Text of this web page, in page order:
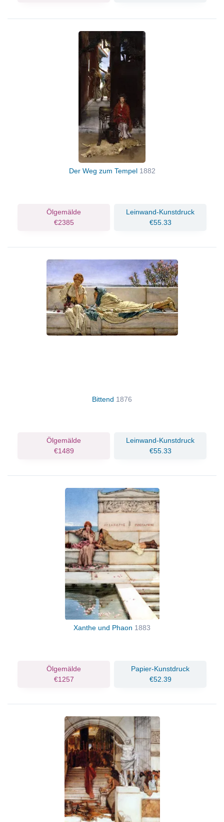
Der Weg zum Tempel 1882
Ölgemälde
€2385
Leinwand-Kunstdruck
€55.33
Bittend 1876
Ölgemälde
€1489
Leinwand-Kunstdruck
€55.33
Xanthe und Phaon 1883
Ölgemälde
€1257
Papier-Kunstdruck
€52.39